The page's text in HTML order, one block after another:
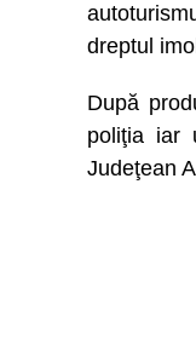
dreptul
După
poliţia iar
Judeţean